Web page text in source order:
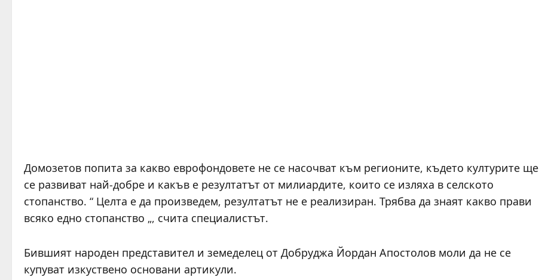
Домозетов попита за какво еврофондовете не се насочват към регионите, където културите ще
се развиват най-добре и какъв е резултатът от милиардите, които се изляха в селското
стопанство. “ Целта е да произведем, резултатът не е реализиран. Трябва да знаят какво прави
всяко едно стопанство „, счита специалистът.
Бившият народен представител и земеделец от Добруджа Йордан Апостолов моли да не се
купуват изкуствено основани артикули.